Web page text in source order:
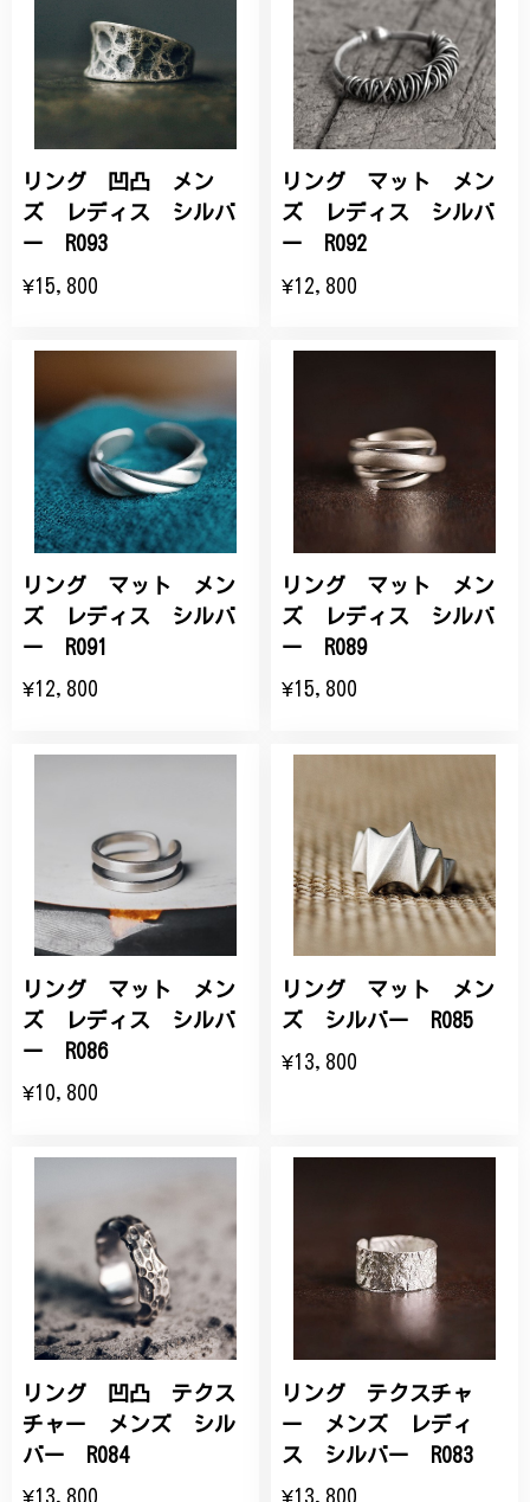
リング 凹凸 メン
ズ レディス シルバ
ー R093
¥15,800
リング マット メン
ズ レディス シルバ
ー R092
¥12,800
リング マット メン
ズ レディス シルバ
ー R091
¥12,800
リング マット メン
ズ レディス シルバ
ー R089
¥15,800
リング マット メン
ズ レディス シルバ
ー R086
¥10,800
リング マット メン
ズ シルバー R085
¥13,800
リング 凹凸 テクス
チャー メンズ シル
バー R084
¥13,800
リング テクスチャ
ー メンズ レディ
ス シルバー R083
¥13,800